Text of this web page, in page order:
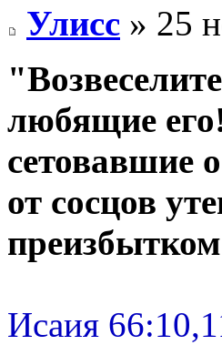
Улисс » 25
любящие
сетовавшие
от сосцов
Исаия